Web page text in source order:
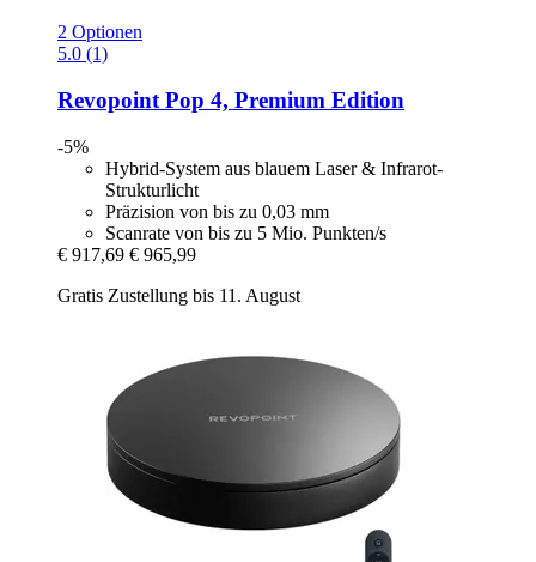
2 Optionen
5.0 (1)
Revopoint Pop 4, Premium Edition
-5%
Hybrid-System aus blauem Laser & Infrarot-
Strukturlicht
Präzision von bis zu 0,03 mm
Scanrate von bis zu 5 Mio. Punkten/s
€ 917,69 € 965,99
Gratis Zustellung bis 11. August